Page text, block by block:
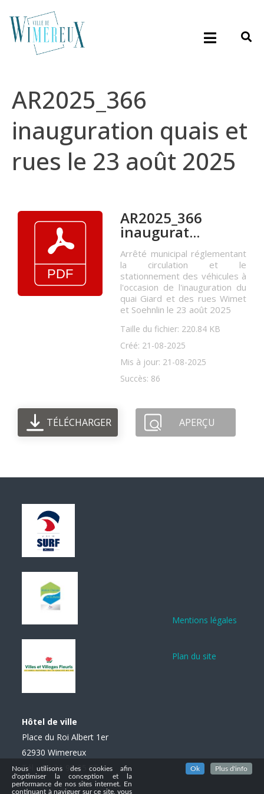
AR2025_366
inauguration quais et
rues le 23 août 2025
AR2025_366
inaugurat...
Arrêté municipal réglementant
la circulation et le
stationnement des véhicules à
l'occasion de l'inauguration du
quai Giard et des rues Wimet
et Soehnlin le 23 août 2025
Taille du fichier: 220.84 KB
Créé: 21-08-2025
Mis à jour: 21-08-2025
Succès: 86
TÉLÉCHARGER APERÇU
Hôtel de ville
Place du Roi Albert 1er
62930 Wimereux
Tél. : 03 21 99 85 85
Mentions légales
Plan du site
Nous utilisons des cookies afin
d'optimiser la conception et la
performance de nos sites internet. En
continuant à naviguer sur ce site, vous
Ok Plus d'info